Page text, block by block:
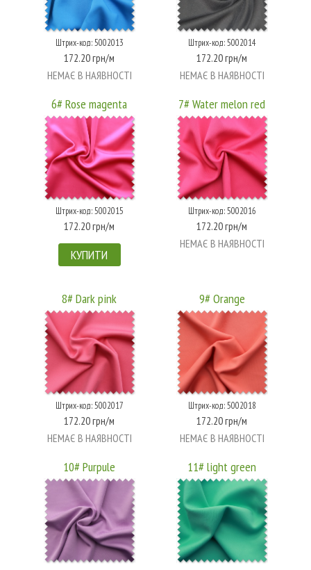
Штрих-код: 5002013
172.20 грн/м
НЕМАЄ В НАЯВНОСТІ
Штрих-код: 5002014
172.20 грн/м
НЕМАЄ В НАЯВНОСТІ
6# Rose magenta
Штрих-код: 5002015
172.20 грн/м
КУПИТИ
7# Water melon red
Штрих-код: 5002016
172.20 грн/м
НЕМАЄ В НАЯВНОСТІ
8# Dark pink
Штрих-код: 5002017
172.20 грн/м
НЕМАЄ В НАЯВНОСТІ
9# Orange
Штрих-код: 5002018
172.20 грн/м
НЕМАЄ В НАЯВНОСТІ
10# Purpule 11# light green